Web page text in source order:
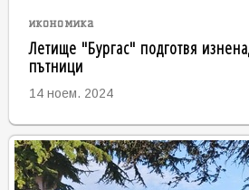
икономика
Летище "Бургас" подготвя
пътници
14 ноем. 2024